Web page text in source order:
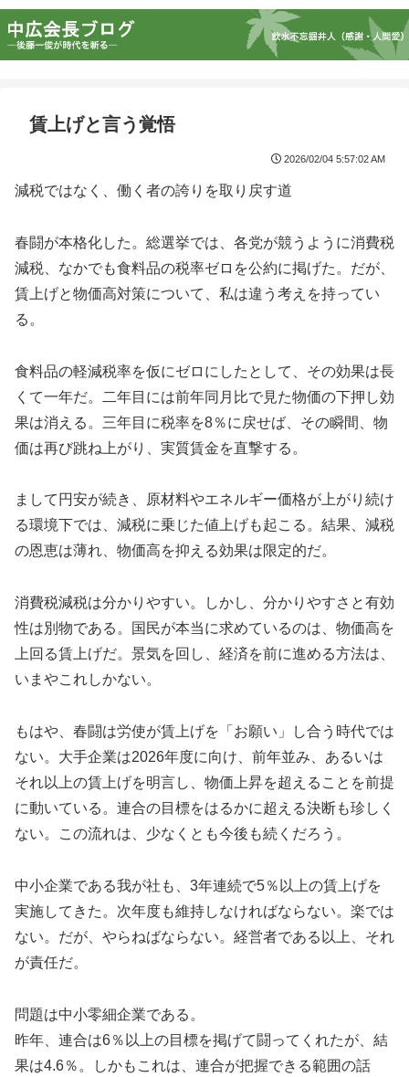
賃上げと言う覚悟
2026/02/04 5:57:02 AM
減税ではなく、働く者の誇りを取り戻す道
春闘が本格化した。総選挙では、各党が競うように消費税
減税、なかでも食料品の税率ゼロを公約に掲げた。だが、
賃上げと物価高対策について、私は違う考えを持ってい
る。
食料品の軽減税率を仮にゼロにしたとして、その効果は長
くて一年だ。二年目には前年同月比で見た物価の下押し効
果は消える。三年目に税率を8％に戻せば、その瞬間、物
価は再び跳ね上がり、実質賃金を直撃する。
まして円安が続き、原材料やエネルギー価格が上がり続け
る環境下では、減税に乗じた値上げも起こる。結果、減税
の恩恵は薄れ、物価高を抑える効果は限定的だ。
消費税減税は分かりやすい。しかし、分かりやすさと有効
性は別物である。国民が本当に求めているのは、物価高を
上回る賃上げだ。景気を回し、経済を前に進める方法は、
いまやこれしかない。
もはや、春闘は労使が賃上げを「お願い」し合う時代では
ない。大手企業は2026年度に向け、前年並み、あるいは
それ以上の賃上げを明言し、物価上昇を超えることを前提
に動いている。連合の目標をはるかに超える決断も珍しく
ない。この流れは、少なくとも今後も続くだろう。
中小企業である我が社も、3年連続で5％以上の賃上げを
実施してきた。次年度も維持しなければならない。楽では
ない。だが、やらねばならない。経営者である以上、それ
が責任だ。
問題は中小零細企業である。
昨年、連合は6％以上の目標を掲げて闘ってくれたが、結
果は4.6％。しかもこれは、連合が把握できる範囲の話